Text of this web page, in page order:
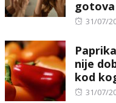
gotova
Posted
31/07/
nije
kod
Posted
31/07/